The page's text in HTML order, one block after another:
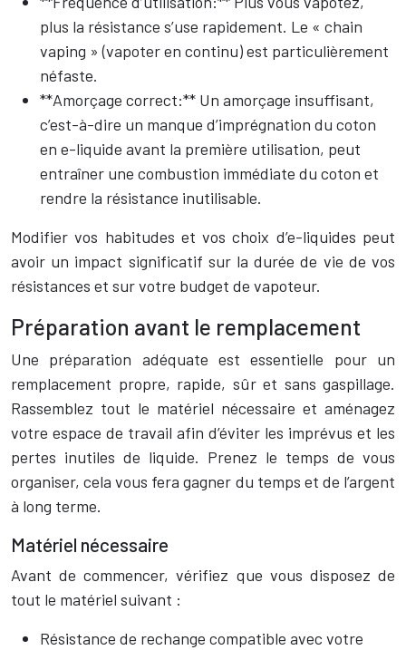
plus la résistance s’use rapidement. Le « chain
vaping » (vapoter en continu) est particulièrement
néfaste.
**Amorçage correct:** Un amorçage insuffisant,
c’est-à-dire un manque d’imprégnation du coton
en e-liquide avant la première utilisation, peut
entraîner une combustion immédiate du coton et
rendre la résistance inutilisable.
Modifier vos habitudes et vos choix d’e-liquides peut
avoir un impact significatif sur la durée de vie de vos
résistances et sur votre budget de vapoteur.
Préparation avant le remplacement
Une préparation adéquate est essentielle pour un
remplacement propre, rapide, sûr et sans gaspillage.
Rassemblez tout le matériel nécessaire et aménagez
votre espace de travail afin d’éviter les imprévus et les
pertes inutiles de liquide. Prenez le temps de vous
organiser, cela vous fera gagner du temps et de l’argent
à long terme.
Matériel nécessaire
Avant de commencer, vérifiez que vous disposez de
tout le matériel suivant :
Résistance de rechange compatible avec votre